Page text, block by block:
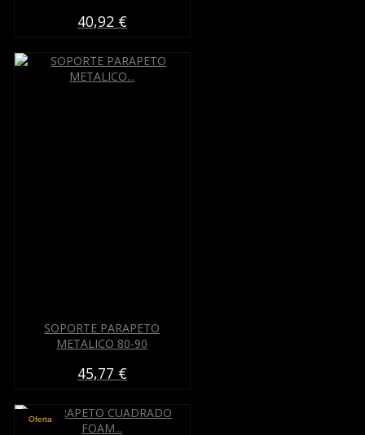
40,92 €
SOPORTE PARAPETO
METALICO 80-90
45,77 €
Oferta